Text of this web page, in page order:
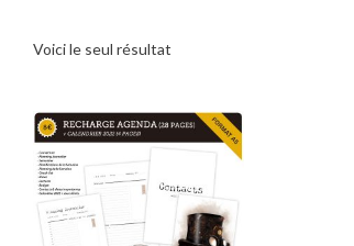
Voici le seul résultat